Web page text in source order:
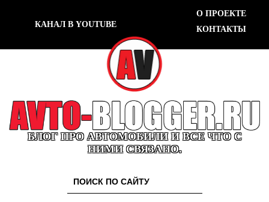
КАНАЛ В YOUTUBE
О ПРОЕКТЕ
КОНТАКТЫ
БЛОГ ПРО АВТОМОБИЛИ И ВСЕ ЧТО С
НИМИ СВЯЗАНО.